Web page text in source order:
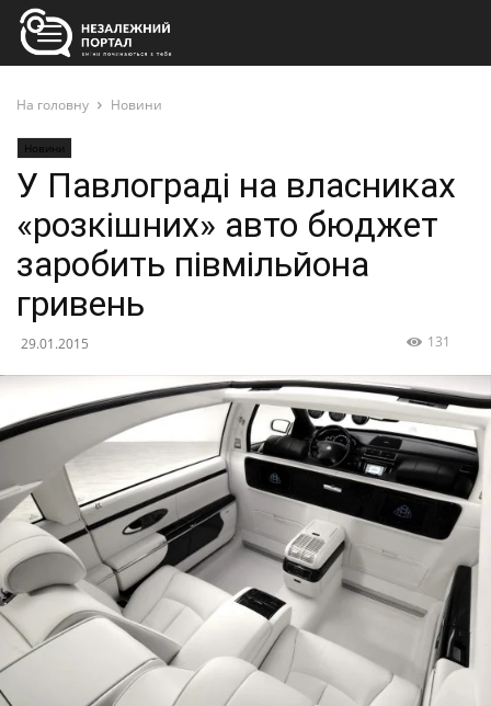
На головну Новини
Новини
У Павлограді на власниках
«розкішних» авто бюджет
заробить півмільйона
гривень
29.01.2015 131